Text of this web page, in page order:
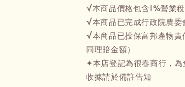
√本商品價格包含1%營業稅
√本商品已完成行政院農
√本商品已投保富邦產物
同理賠金額）
✦本店登記為很春商行，
收據請於備註告知